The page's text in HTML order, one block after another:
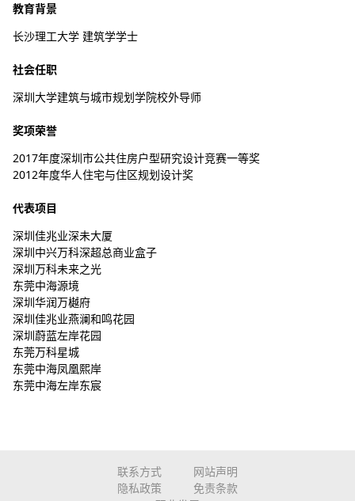
教育背景
长沙理工大学 建筑学学士
社会任职
深圳大学建筑与城市规划学院校外导师
奖项荣誉
2017年度深圳市公共住房户型研究设计竞赛一等奖
2012年度华人住宅与住区规划设计奖
代表项目
深圳佳兆业深未大厦
深圳中兴万科深超总商业盒子
深圳万科未来之光
东莞中海源境
深圳华润万樾府
深圳佳兆业燕澜和鸣花园
深圳蔚蓝左岸花园
东莞万科星城
东莞中海凤凰熙岸
东莞中海左岸东宸
联系方式
网站声明
隐私政策
免责条款